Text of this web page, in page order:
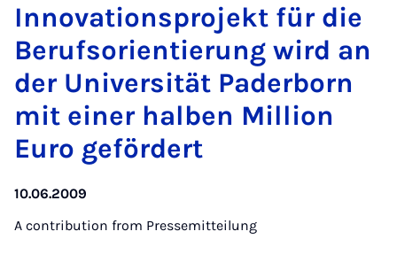
In­nov­a­tion­spro­jekt für die
Berufsor­i­entier­ung wird an
der Uni­versität Pader­born
mit ein­er hal­ben Mil­lion
Euro ge­fördert
10.06.2009
A contribution from Pressemitteilung